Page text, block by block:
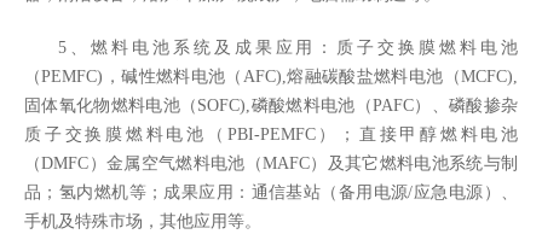
5、燃料电池系统及成果应用：质子交换膜燃料电池
（PEMFC)，碱性燃料电池（AFC),熔融碳酸盐燃料电池（MCFC),
固体氧化物燃料电池（SOFC),磷酸燃料电池（PAFC）、磷酸掺杂
质子交换膜燃料电池（PBI-PEMFC）；直接甲醇燃料电池
（DMFC）金属空气燃料电池（MAFC）及其它燃料电池系统与制
品；氢内燃机等；成果应用：通信基站（备用电源/应急电源）、
手机及特殊市场，其他应用等。